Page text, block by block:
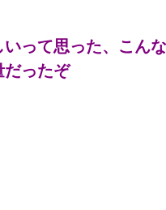
って思った、こん
だったぞ